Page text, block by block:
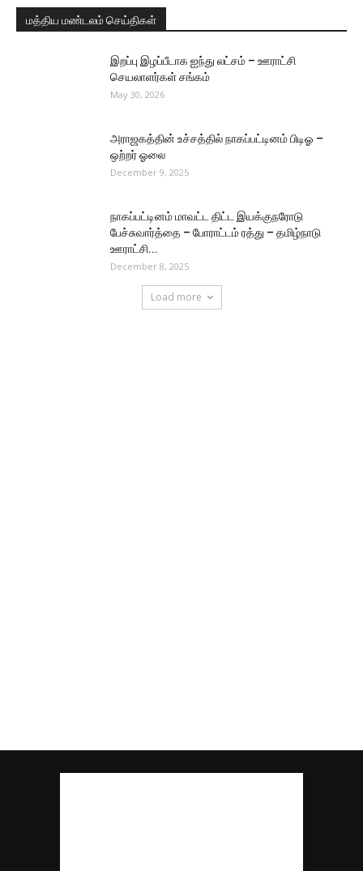
மத்திய மண்டலம் செய்திகள்
இறப்பு இழப்பீடாக ஐந்து லட்சம் – ஊராட்சி
செயலாளர்கள் சங்கம்
May 30, 2026
அராஜகத்தின் உச்சத்தில் நாகப்பட்டினம் பிடிஓ –
ஒற்றர் ஓலை
December 9, 2025
நாகப்பட்டினம் மாவட்ட திட்ட இயக்குநரோடு
பேச்சுவார்த்தை – போராட்டம் ரத்து – தமிழ்நாடு
ஊராட்சி...
December 8, 2025
Load more